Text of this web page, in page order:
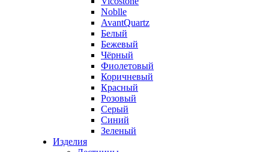
Noblle
AvantQuartz
Белый
Бежевый
Чёрный
Фиолетовый
Коричневый
Красный
Розовый
Серый
Синий
Зеленый
Изделия